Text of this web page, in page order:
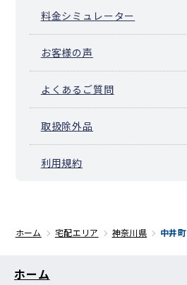
料金シミュレーター
お客様の声
よくあるご質問
取扱除外品
利用規約
ホーム 宅配エリア 神奈川県 中井町
ホーム